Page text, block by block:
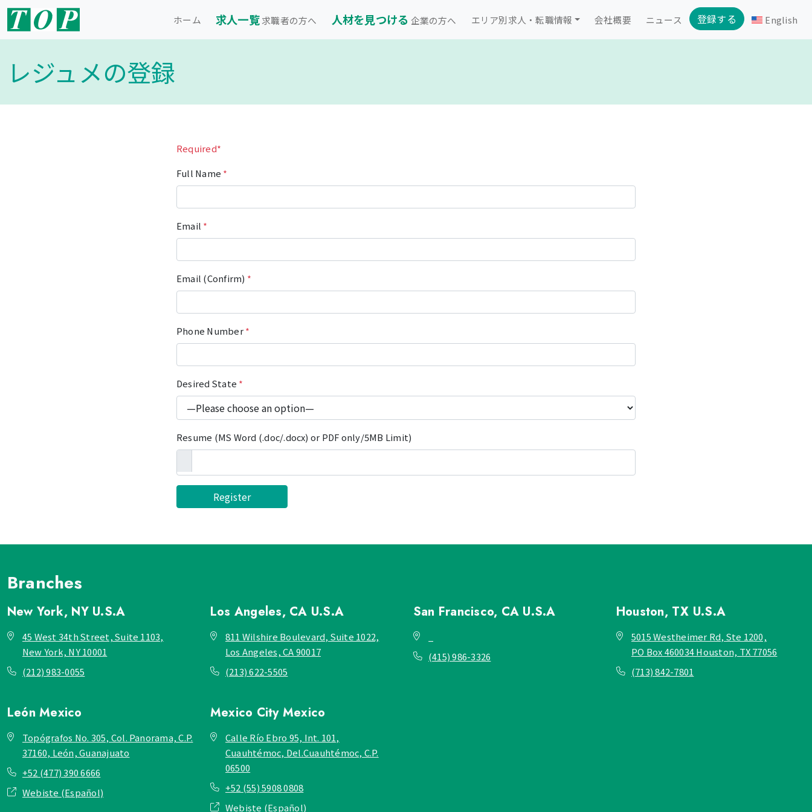
ホーム 求人一覧求職者の方へ 人材を見つける 企業の方へ エリア別求人・転職情報 会社概要 ニュース 登録する English
レジュメの登録
Required*
Full Name *
Email *
Email (Confirm) *
Phone Number*
Desired State *
Resume (MS Word (.doc/.docx) or PDF only/5MB Limit)
Branches
New York, NY U.S.A
45 West 34th Street, Suite 1103,
New York, NY 10001
(212) 983-0055
Los Angeles, CA U.S.A
811 Wilshire Boulevard, Suite 1022,
Los Angeles, CA 90017
(213) 622-5505
San Francisco, CA U.S.A
(415) 986-3326
Houston, TX U.S.A
5015 Westheimer Rd, Ste 1200,
PO Box 460034 Houston, TX 77056
(713) 842-7801
LeónMexico
Topógrafos No. 305, Col. Panorama, C.P.
37160, León, Guanajuato
+52 (477) 390 6666
Webiste (Español)
Mexico City Mexico
Calle Río Ebro 95, Int. 101,
Cuauhtémoc, Del.Cuauhtémoc, C.P.
06500
+52 (55) 5908 0808
Webiste (Español)